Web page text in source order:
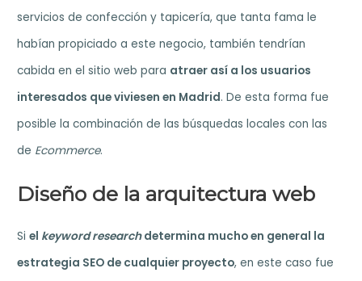
servicios de confección y tapicería, que tanta fama le
habían propiciado a este negocio, también tendrían
cabida en el sitio web para atraer así a los usuarios
interesados que viviesen en Madrid. De esta forma fue
posible la combinación de las búsquedas locales con las
de Ecommerce.
Diseño de la arquitectura web
Siel keyword researchdetermina mucho en general la
estrategia SEO de cualquier proyecto, en este caso fue